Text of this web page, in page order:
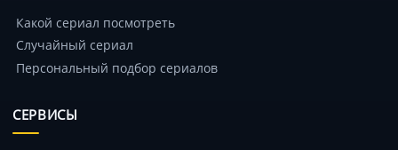
Какой сериал посмотреть
Случайный сериал
Персональный подбор сериалов
СЕРВИСЫ